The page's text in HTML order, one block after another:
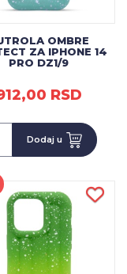
OMBRE
ZA IPHONE 14
PRO DZ1/9
RSD
Dodaj u